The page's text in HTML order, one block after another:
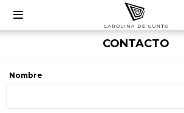

CONTACTO
Nombre